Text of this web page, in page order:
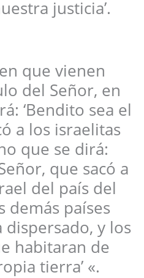
justicia’.
que vienen
del Señor, en
‘Bendito sea el
a los israelitas
que se dirá:
que sacó a
del país del
demás países
y los
habitaran de
tierra’ «.